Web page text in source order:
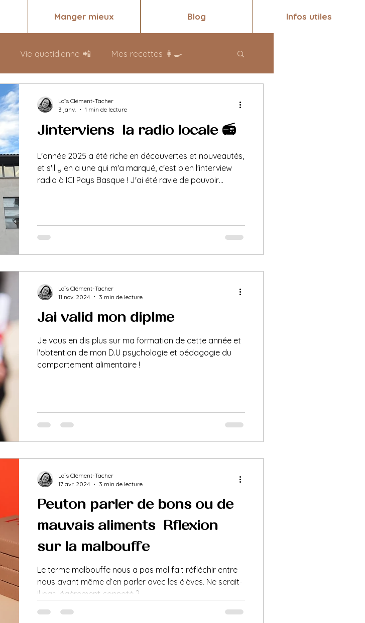
Manger mieux Blog Infos utiles
Vie quotidienne 📲 Mes recettes 👩‍🍳
J'interviens à la radio locale 📻
L'année 2025 a été riche en découvertes et nouveautés,
et s'il y en a une qui m'a marqué, c'est bien l'interview
radio à ICI Pays Basque ! J'ai été ravie de pouvoir
le 26 décembre : fêtes de fin d'année et nouveau départ,
conseils de votre diététicienne ✨ Les locaux de la radio
de bon matin L'expérience a
Loïs Clément-Tacher
3 janv.
1 min de lecture
J'ai validé mon diplôme !
Je vous en dis plus sur ma formation de cette année et
l'obtention de mon D.U psychologie et pédagogie du
comportement alimentaire !
Loïs Clément-Tacher
11 nov. 2024
3 min de lecture
Peut-on parler de «bons» ou de
«mauvais» aliments ? Réflexion
sur la malbouffe.
Le terme malbouffe nous a pas mal fait réfléchir entre
nous avant même d’en parler avec les élèves. Ne serait-
il pas légèrement connoté ?
Loïs Clément-Tacher
17 avr. 2024
3 min de lecture